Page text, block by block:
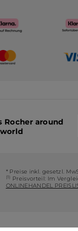
Rocher around
* Preise inkl. gesetzl.
(1) Preisvorteil: Im
ONLINEHANDEL